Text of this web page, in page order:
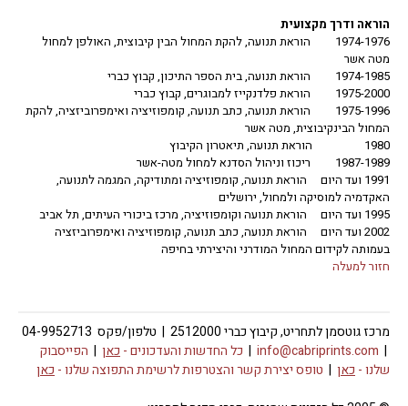
הוראה ודרך מקצועית
1974-1976 הוראת תנועה, להקת המחול הבין קיבוצית, האולפן למחול
מטה אשר
1974-1985 הוראת תנועה, בית הספר התיכון, קבוץ כברי
1975-2000 הוראת פלדנקייז למבוגרים, קבוץ כברי
1975-1996 הוראת תנועה, כתב תנועה, קומפוזיציה ואימפרוביזציה, להקת
המחול הבינקיבוצית, מטה אשר
1980 הוראת תנועה, תיאטרון הקיבוץ
1987-1989 ריכוז וניהול הסדנא למחול מטה-אשר
1991 ועד היום הוראת תנועה, קומפוזיציה ומתודיקה, המגמה לתנועה,
האקדמיה למוסיקה ולמחול, ירושלים
1995 ועד היום הוראת תנועה וקומפוזיציה, מרכז ביכורי העיתים, תל אביב
2002 ועד היום הוראת תנועה, כתב תנועה, קומפוזיציה ואימפרוביזציה
בעמותה לקידום המחול המודרני והיצירתי בחיפה
חזור למעלה
מרכז גוטסמן לתחריט, קיבוץ כברי 2512000 | טלפון/פקס 04-9952713
|
info@cabriprints.com
| כל החדשות והעדכונים -כאן | הפייסבוק
שלנו -כאן | טופס יצירת קשר והצטרפות לרשימת התפוצה שלנו -כאן